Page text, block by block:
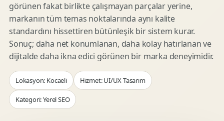
görünen fakat birlikte çalışmayan parçalar yerine,
markanın tüm temas noktalarında aynı kalite
standardını hissettiren bütünleşik bir sistem kurar.
Sonuç; daha net konumlanan, daha kolay hatırlanan ve
dijitalde daha ikna edici görünen bir marka deneyimidir.
Lokasyon: Kocaeli Hizmet: UI/UX Tasarım
Kategori: Yerel SEO